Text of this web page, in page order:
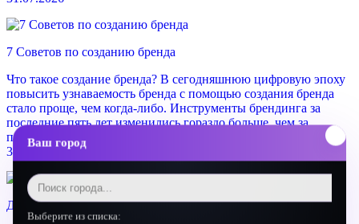
7 Советов по созданию бренда
Что такое создание бренда? В сегодняшнюю цифровую эпоху
повысить узнаваемость бренда с помощью создания бренда
стало проще, чем когда-либо. Инструменты брендинга за
последние пять лет изменились гораздо больше, чем за
последние полвека ...
30 апреля, 2023
Дизайн упаковки
Ваш город
Выберите из списка: